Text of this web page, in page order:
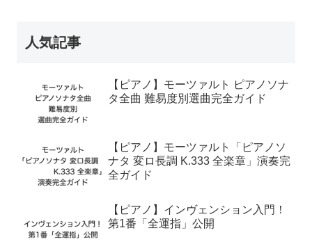
人気記事
【ピアノ】モーツァルト ピアノソナ
タ全曲 難易度別選曲完全ガイド
【ピアノ】モーツァルト「ピアノソ
ナタ 変ロ長調 K.333 全楽章」演奏完
全ガイド
【ピアノ】インヴェンション入門！
第1番「全運指」公開